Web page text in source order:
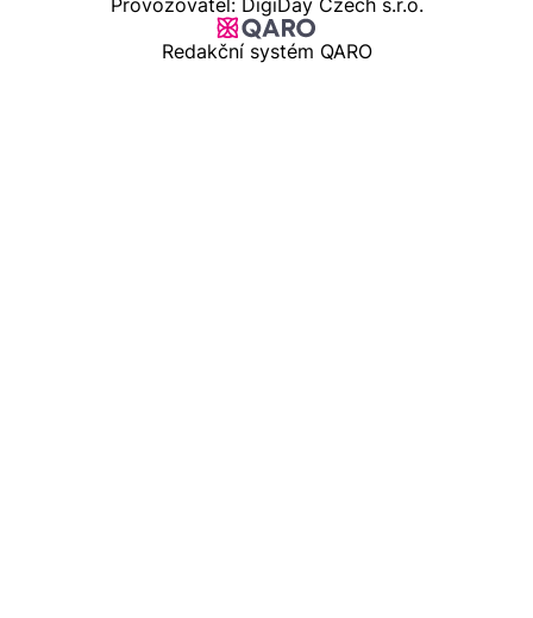
Provozovatel: DigiDay Czech s.r.o.
Redakční systém QARO